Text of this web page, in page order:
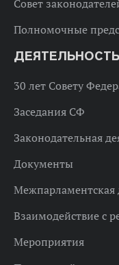
Совет
Полномочные
ДЕЯТЕЛЬНОСТЬ
30 лет Совету
Заседания СФ
Законодательная
Документы
Межпарламентская
Взаимодействие с
Мероприятия